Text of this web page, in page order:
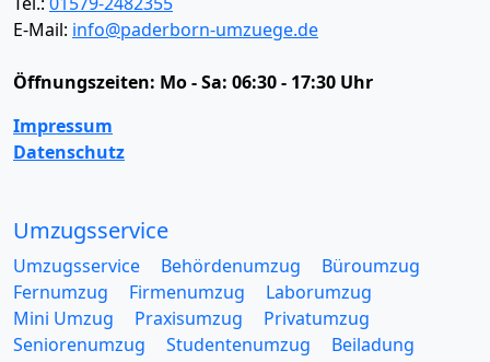
E-Mail: info@paderborn-umzuege.de
Öffnungszeiten: Mo - Sa: 06:30 - 17:30 Uhr
Impressum
Datenschutz
Umzugsservice
Umzugsservice Behördenumzug
Büroumzug
Fernumzug
Firmenumzug
Laborumzug
Mini Umzug
Praxisumzug
Privatumzug
Seniorenumzug
Studentenumzug
Beiladung